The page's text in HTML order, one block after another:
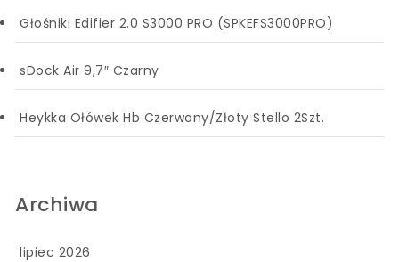
Głośniki Edifier 2.0 S3000 PRO (SPKEFS3000PRO)
sDock Air 9,7″ Czarny
Heykka Ołówek Hb Czerwony/Złoty Stello 2Szt.
Archiwa
lipiec 2026